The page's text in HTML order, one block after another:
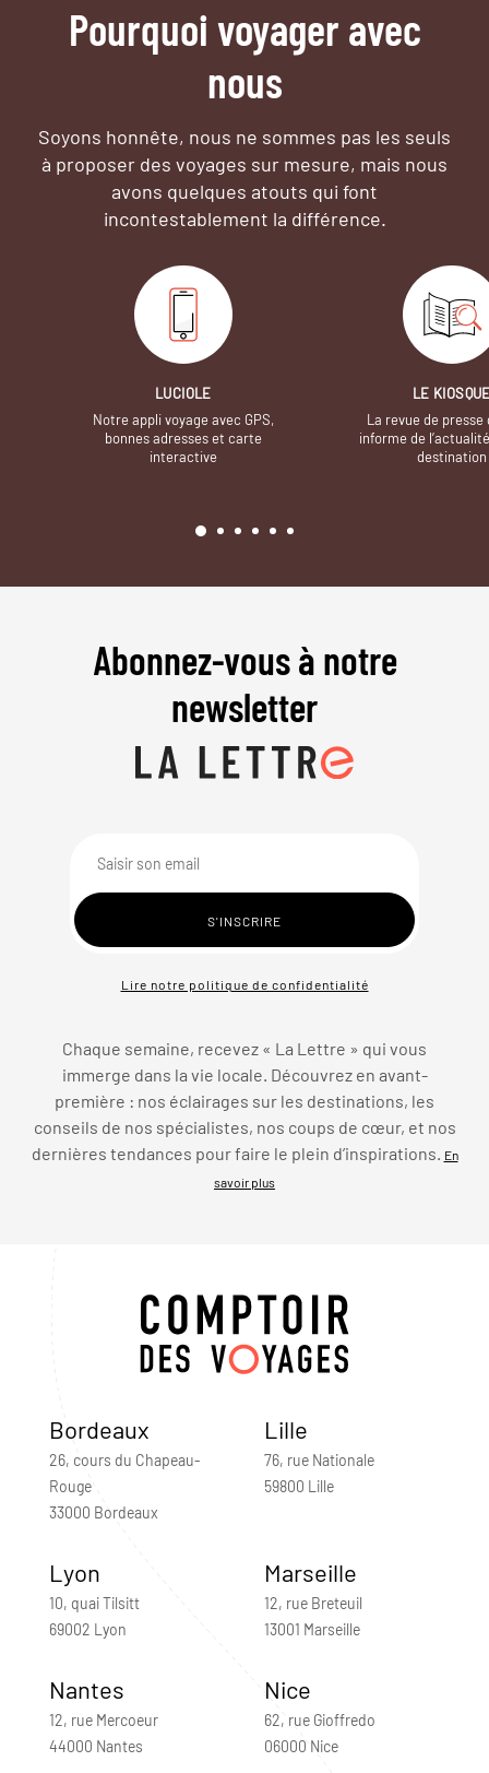
Pourquoi voyager avec
nous
Soyons honnête, nous ne sommes pas les seuls
à proposer des voyages sur mesure, mais nous
avons quelques atouts qui font
incontestablement la différence.
LUCIOLE
Notre appli voyage avec GPS,
bonnes adresses et carte
interactive
LE
La revue de presse
informe de
destination
Abonnez-vous à notre
newsletter
Lire notre politique de confidentialité
Chaque semaine, recevez « La Lettre » qui vous
immerge dans la vie locale. Découvrez en avant-
première : nos éclairages sur les destinations, les
conseils de nos spécialistes, nos coups de cœur, et nos
dernières tendances pour faire le plein d’inspirations.
En
savoir plus
Bordeaux
26, cours du Chapeau-
Rouge
33000 Bordeaux
Lille
76, rue Nationale
59800 Lille
Lyon
10, quai Tilsitt
69002 Lyon
Marseille
12, rue Breteuil
13001 Marseille
Nantes
12, rue Mercoeur
44000 Nantes
Nice
62, rue Gioffredo
06000 Nice